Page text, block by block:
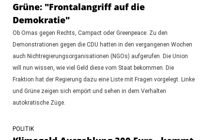
Grüne: "Frontalangriff auf die
Demokratie"
Ob Omas gegen Rechts, Campact oder Greenpeace: Zu den
Demonstrationen gegen die CDU hatten in den vergangenen Wochen
auch Nichtregierungsorganisationen (NGOs) aufgerufen. Die Union
will nun wissen, wie viel Geld diese vom Staat bekommen. Die
Fraktion hat der Regierung dazu eine Liste mit Fragen vorgelegt. Linke
und Grüne zeigen sich empört und sehen in dem Verhalten
autokratische Züge.
POLITIK